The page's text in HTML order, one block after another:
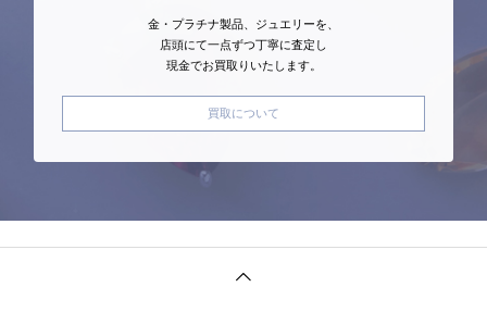
金・プラチナ製品、ジュエリーを、
店頭にて一点ずつ丁寧に査定し
現金でお買取りいたします。
買取について